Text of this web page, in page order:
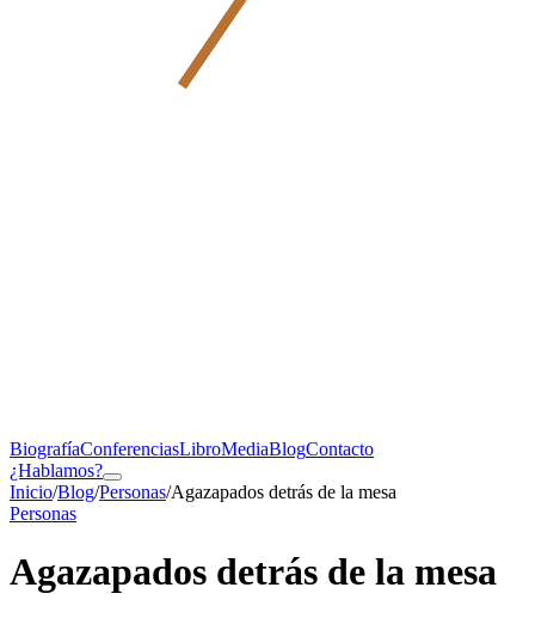
BiografíaConferenciasLibroMediaBlogContacto
¿Hablamos?
Inicio/Blog/Personas/Agazapados detrás de la mesa
Personas
Agazapados detrás de la mesa